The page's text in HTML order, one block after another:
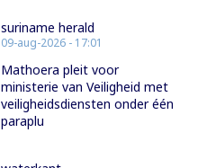
suriname herald
09-aug-2026 - 17:01
Mathoera pleit voor
ministerie van Veiligheid met
veiligheidsdiensten onder één
paraplu